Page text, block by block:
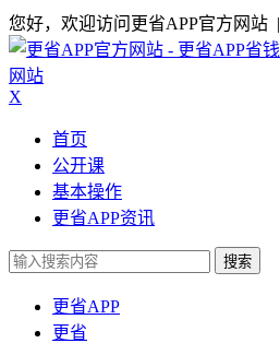
您好，欢迎访问更省APP官方网站 |
网站
X
首页
公开课
基本操作
更省APP资讯
搜索
更省APP
更省